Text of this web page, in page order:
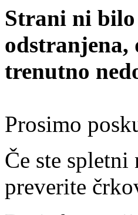
Strani ni
odstranjena,
trenutno
Prosimo
Če ste
preverite